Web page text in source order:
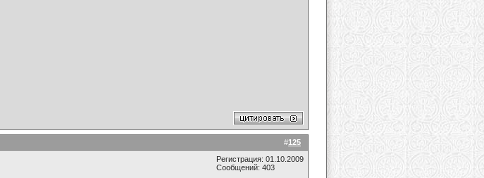
#125
Регистрация: 01.10.2009
Сообщений: 403